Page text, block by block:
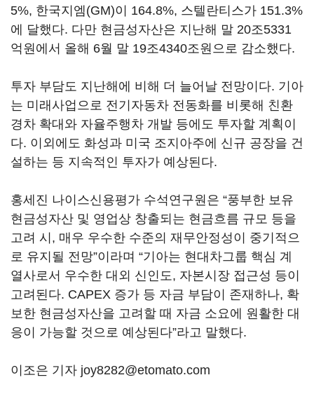
5%, 한국지엠(GM)이 164.8%, 스텔란티스가 151.3%
에 달했다. 다만 현금성자산은 지난해 말 20조5331
억원에서 올해 6월 말 19조4340조원으로 감소했다.
투자 부담도 지난해에 비해 더 늘어날 전망이다. 기아
는 미래사업으로 전기자동차 전동화를 비롯해 친환
경차 확대와 자율주행차 개발 등에도 투자할 계획이
다. 이외에도 화성과 미국 조지아주에 신규 공장을 건
설하는 등 지속적인 투자가 예상된다.
홍세진 나이스신용평가 수석연구원은 “풍부한 보유
현금성자산 및 영업상 창출되는 현금흐름 규모 등을
고려 시, 매우 우수한 수준의 재무안정성이 중기적으
로 유지될 전망”이라며 “기아는 현대차그룹 핵심 계
열사로서 우수한 대외 신인도, 자본시장 접근성 등이
고려된다. CAPEX 증가 등 자금 부담이 존재하나, 확
보한 현금성자산을 고려할 때 자금 소요에 원활한 대
응이 가능할 것으로 예상된다”라고 말했다.
이조은 기자 joy8282@etomato.com